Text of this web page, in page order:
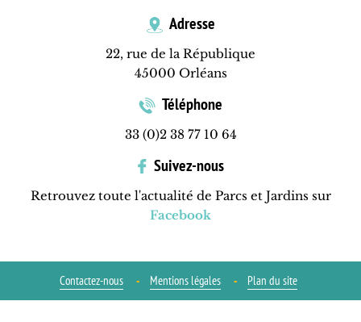
Adresse
22, rue de la République
45000 Orléans
Téléphone
33 (0)2 38 77 10 64
Suivez-nous
Retrouvez toute l'actualité de Parcs et Jardins sur
Facebook
Contactez-nous Mentions légales Plan du site